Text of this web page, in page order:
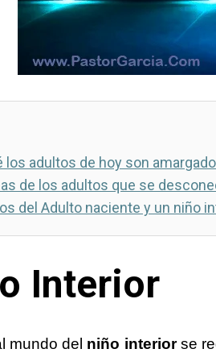
los adultos de hoy son
de los adultos que se
del Adulto naciente y un niño
Interior
mundo del niño interiorse